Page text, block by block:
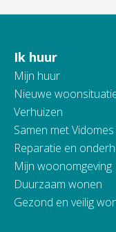
Ik huur
Mijn huur
Nieuwe
Verhuizen
Samen met Vidomes
Reparatie en
Mijn woonomgeving
Duurzaam wonen
Gezond en veilig